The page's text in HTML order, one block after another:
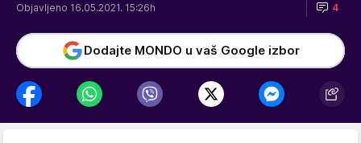
Objavljeno 16.05.2021. 15:26h 4
Dodajte MONDO u vaš Google izbor